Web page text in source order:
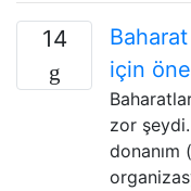
14
için
zor